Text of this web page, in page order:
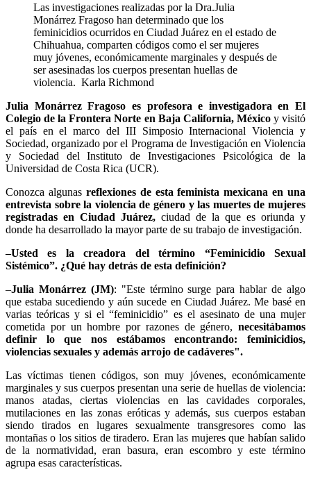
Las investigaciones realizadas por la Dra.Julia
Monárrez Fragoso han determinado que los
feminicidios ocurridos en Ciudad Juárez en el estado de
Chihuahua, comparten códigos como el ser mujeres
muy jóvenes, económicamente marginales y después de
ser asesinadas los cuerpos presentan huellas de
violencia. Karla Richmond
Julia Monárrez Fragoso es profesora e investigadora en El
Colegio de la Frontera Norte en Baja California, Méxicoy visitó
el país en el marco del III Simposio Internacional Violencia y
Sociedad, organizado por el Programa de Investigación en Violencia
y Sociedad del Instituto de Investigaciones Psicológica de la
Universidad de Costa Rica (UCR).
Conozca algunas reflexiones de esta feminista mexicana en una
entrevista sobre la violencia de género y las muertes de mujeres
registradas en Ciudad Juárez, ciudad de la que es oriunda y
donde ha desarrollado la mayor parte de su trabajo de investigación.
–Usted es la creadora del término “Feminicidio Sexual
Sistémico”. ¿Qué hay detrás de esta definición?
–Julia Monárrez (JM): "Este término surge para hablar de algo
que estaba sucediendo y aún sucede en Ciudad Juárez. Me basé en
varias teóricas y si el “feminicidio” es el asesinato de una mujer
cometida por un hombre por razones de género, necesitábamos
definir lo que nos estábamos encontrando: feminicidios,
violencias sexuales y además arrojo de cadáveres".
Las víctimas tienen códigos, son muy jóvenes, económicamente
marginales y sus cuerpos presentan una serie de huellas de violencia:
manos atadas, ciertas violencias en las cavidades corporales,
mutilaciones en las zonas eróticas y además, sus cuerpos estaban
siendo tirados en lugares sexualmente transgresores como las
montañas o los sitios de tiradero. Eran las mujeres que habían salido
de la normatividad, eran basura, eran escombro y este término
agrupa esas características.